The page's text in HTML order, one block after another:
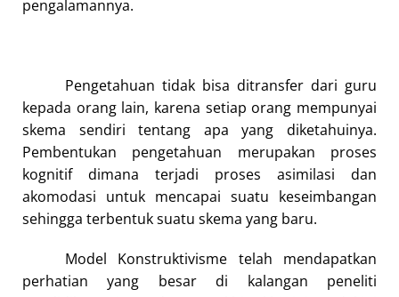
pengalamannya.
Pengetahuan tidak bisa ditransfer dari guru
kepada orang lain, karena setiap orang mempunyai
skema sendiri tentang apa yang diketahuinya.
Pembentukan pengetahuan merupakan proses
kognitif dimana terjadi proses asimilasi dan
akomodasi untuk mencapai suatu keseimbangan
sehingga terbentuk suatu skema yang baru.
Model Konstruktivisme telah mendapatkan
perhatian yang besar di kalangan peneliti